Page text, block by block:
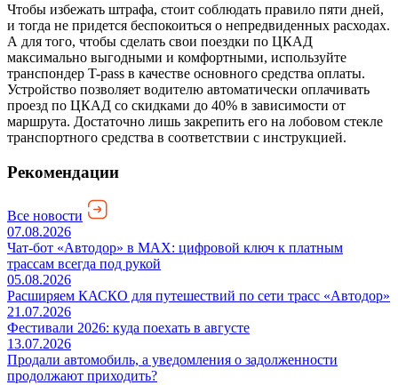
Чтобы избежать штрафа, стоит соблюдать правило пяти дней,
и тогда не придется беспокоиться о непредвиденных расходах.
А для того, чтобы сделать свои поездки по ЦКАД
максимально выгодными и комфортными, используйте
транспондер T-pass в качестве основного средства оплаты.
Устройство позволяет водителю автоматически оплачивать
проезд по ЦКАД со скидками до 40% в зависимости от
маршрута. Достаточно лишь закрепить его на лобовом стекле
транспортного средства в соответствии с инструкцией.
Рекомендации
Все новости
07.08.2026
Чат-бот «Автодор» в MAX: цифровой ключ к платным
трассам всегда под рукой
05.08.2026
Расширяем КАСКО для путешествий по сети трасс «Автодор»
21.07.2026
Фестивали 2026: куда поехать в августе
13.07.2026
Продали автомобиль, а уведомления о задолженности
продолжают приходить?